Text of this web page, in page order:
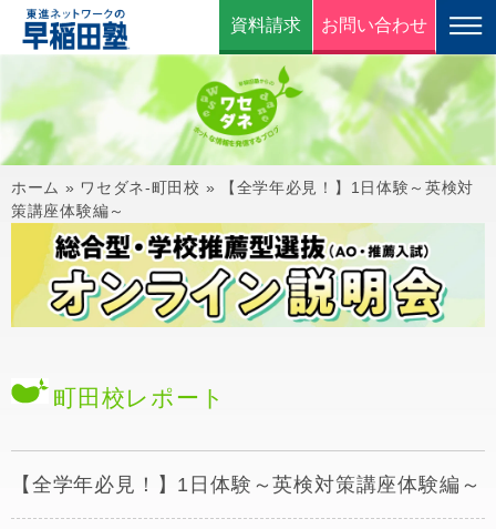
資料請求 お問い合わせ
ホーム » ワセダネ-町田校 »
【全学年必見！】1日体験～英検対
策講座体験編～
町田校レポート
【全学年必見！】1日体験～英検対策講座体験編～